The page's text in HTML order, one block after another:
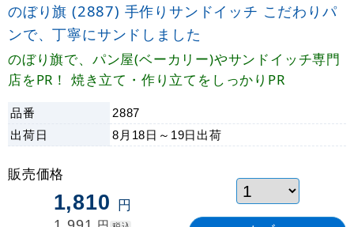
のぼり旗 (2887) 手作りサンドイッチ こだわりパ
ンで、丁寧にサンドしました
のぼり旗で、パン屋(ベーカリー)やサンドイッチ専門
店をPR！ 焼き立て・作り立てをしっかりPR
品番 2887
出荷日 8月18日～19日 出荷
販売価格
1,810 円